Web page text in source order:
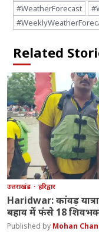
#WeatherForecast
Related
उत्तराखंड हरिद्वार
Haridwar: कांवड़
बहाव में फंसे 18
Mohan